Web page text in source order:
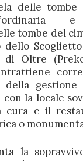
delle tombe
e
tombe del
Scoglietto
di Oltre
della
la locale
cura e il
o
la